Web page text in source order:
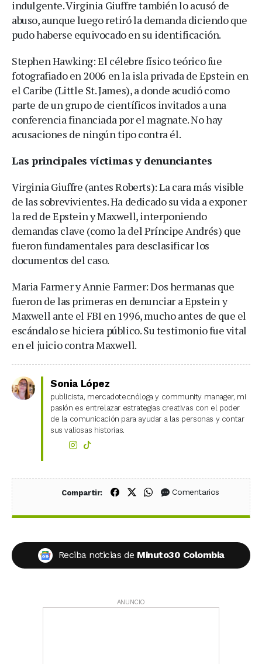
indulgente. Virginia Giuffre también lo acusó de
abuso, aunque luego retiró la demanda diciendo que
pudo haberse equivocado en su identificación.
Stephen Hawking: El célebre físico teórico fue
fotografiado en 2006 en la isla privada de Epstein en
el Caribe (Little St. James), a donde acudió como
parte de un grupo de científicos invitados a una
conferencia financiada por el magnate. No hay
acusaciones de ningún tipo contra él.
Las principales víctimas y denunciantes
Virginia Giuffre (antes Roberts): La cara más visible
de las sobrevivientes. Ha dedicado su vida a exponer
la red de Epstein y Maxwell, interponiendo
demandas clave (como la del Príncipe Andrés) que
fueron fundamentales para desclasificar los
documentos del caso.
Maria Farmer y Annie Farmer: Dos hermanas que
fueron de las primeras en denunciar a Epstein y
Maxwell ante el FBI en 1996, mucho antes de que el
escándalo se hiciera público. Su testimonio fue vital
en el juicio contra Maxwell.
Sonia López
publicista, mercadotecnóloga y community manager, mi
pasión es entrelazar estrategias creativas con el poder
de la comunicación para ayudar a las personas y contar
sus valiosas historias.
Compartir: Compartir en Facebook
Compartir en X (Twitter)
Compartir en WhatsApp
Comentarios
Reciba noticias de Minuto30 Colombia
ANUNCIO